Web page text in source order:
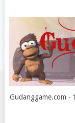
Gudanggame.com -